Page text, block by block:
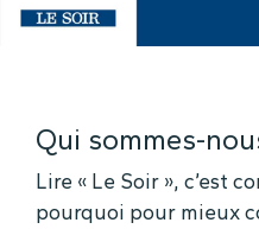
Qui sommes-
Lire « Le Soir », c’est
pourquoi pour mieux